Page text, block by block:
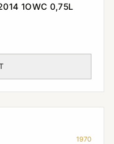
1OWC 0,75L
1970